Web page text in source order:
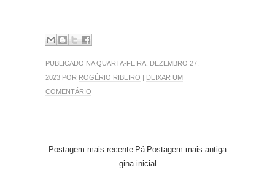
PUBLICADO NA QUARTA-FEIRA, DEZEMBRO 27,
2023 POR ROGÉRIO RIBEIRO
DEIXAR UM
COMENTÁRIO
Postagem mais recente Postagem mais antiga
Pá
gina inicial